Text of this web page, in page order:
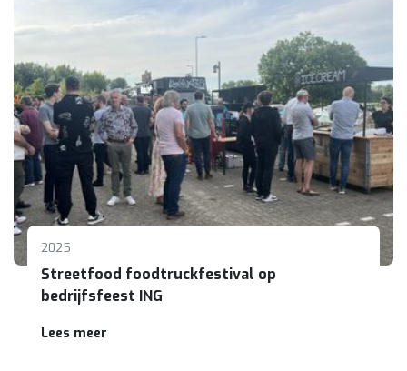
2025
Streetfood foodtruckfestival op
bedrijfsfeest ING
Lees meer